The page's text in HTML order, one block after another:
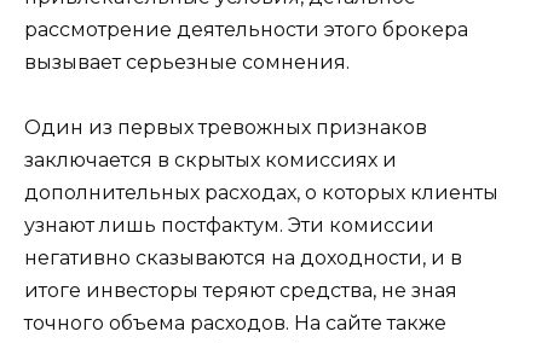
рассмотрение деятельности этого брокера
вызывает серьезные сомнения.
Один из первых тревожных признаков
заключается в скрытых комиссиях и
дополнительных расходах, о которых клиенты
узнают лишь постфактум. Эти комиссии
негативно сказываются на доходности, и в
итоге инвесторы теряют средства, не зная
точного объема расходов. На сайте также